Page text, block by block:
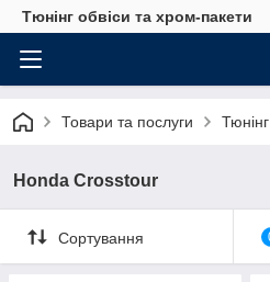
Тюнінг обвіси та хром-пакети
Товари та послуги
Honda Crosstour
Сортування